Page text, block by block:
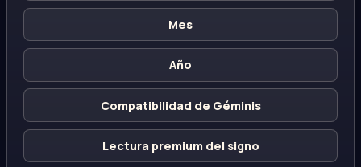
Mes
Año
Compatibilidad de Géminis
Lectura premium del signo